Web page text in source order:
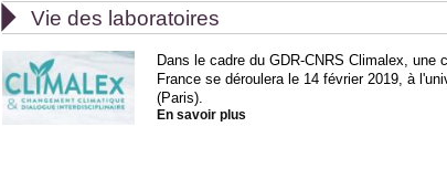
 Vie des laboratoires
Dans le cadre du GDR-CNRS Climalex,
France se déroulera le 14 février 2019, à
(Paris).
En savoir plus